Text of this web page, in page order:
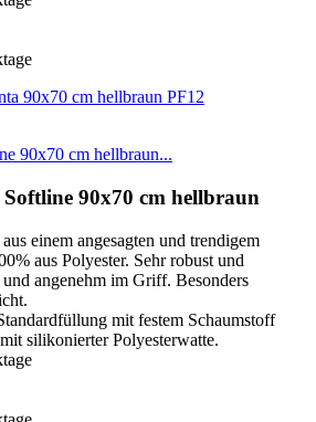
PF12
90x70 cm hellbraun...
90x70 cm hellbraun
aus einem angesagten und trendigem
aus Polyester. Sehr robust und
angenehm im Griff. Besonders
mit festem Schaumstoff
silikonierter Polyesterwatte.